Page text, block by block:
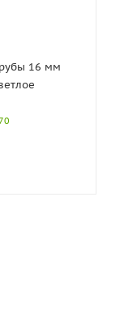
16 мм